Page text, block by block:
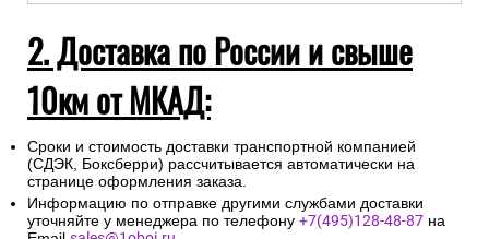
2. Доставка по России и свыше
10км от МКАД:
Сроки и стоимость доставки транспортной компанией
(СДЭК, Боксберри) рассчитывается автоматически на
странице оформления заказа.
Информацию по отправке другими службами доставки
уточняйте у менеджера по телефону +7(495)128-48-87 на